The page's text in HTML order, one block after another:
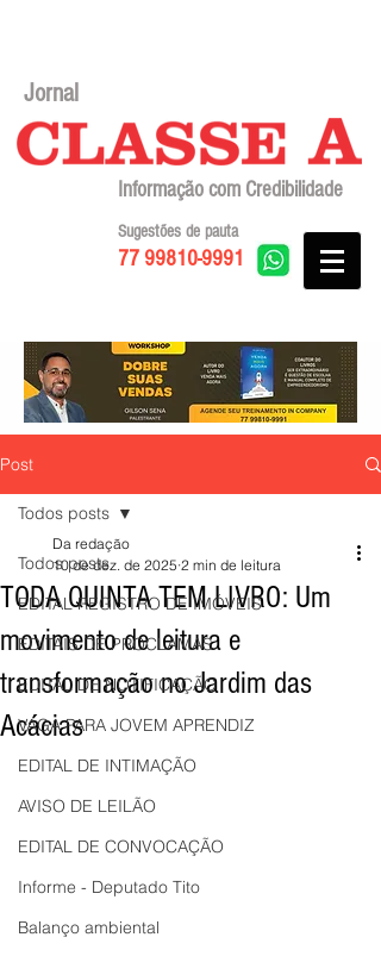
Jornal
Informação com Credibilidade
77 99810-9991
Sugestões de pauta
Post
Todos posts
EDITAL REGISTRO DE IMÓVEIS
EDITAIS DE PROCLAMAS
EDITAL DE NOTIFICAÇÃO
VAGA PARA JOVEM APRENDIZ
EDITAL DE INTIMAÇÃO
AVISO DE LEILÃO
EDITAL DE CONVOCAÇÃO
Informe - Deputado Tito
Balanço ambiental
Todos posts
TODA QUINTA TEM LIVRO: Um
movimento de leitura e
transformação no Jardim das
Acácias
Da redação
10 de dez. de 2025 2 min de leitura